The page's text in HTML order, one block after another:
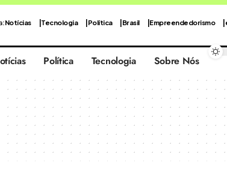
Notícias Tecnologia Política Brasil Empreendedorismo
Política Tecnologia Sobre Nós